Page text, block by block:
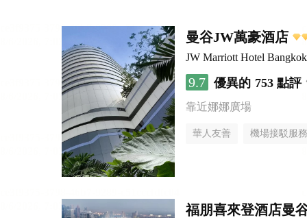
曼谷JW萬豪酒店
JW Marriott Hotel Bangkok
9.7 優異的 753 點評
靠近娜娜廣場
華人友善 機場接駁服務
福朋喜來登酒店曼